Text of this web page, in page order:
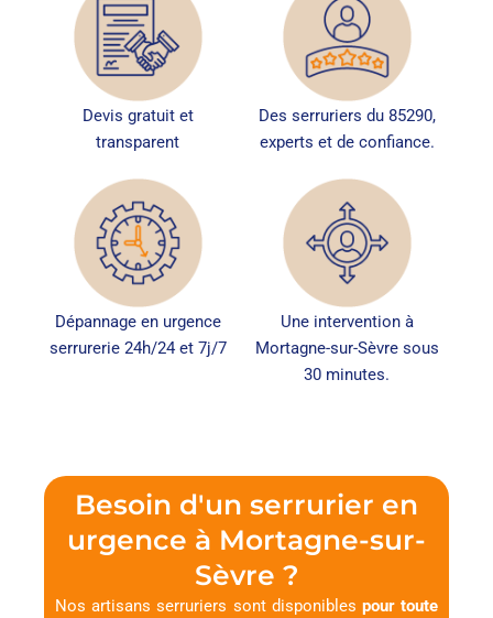
Devis gratuit et
transparent
Des serruriers du 85290,
experts et de confiance.
Dépannage en urgence
serrurerie 24h/24 et 7j/7
Une intervention à
Mortagne-sur-Sèvre sous
30 minutes.
Besoin d'un serrurier en
urgence à Mortagne-sur-
Sèvre ?
Nos artisans serruriers sont disponibles pour toute